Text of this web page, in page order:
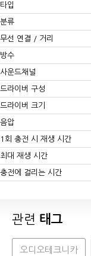
타입
분류
무선 연결 / 거리
방수
사운드채널
드라이버 구성
드라이버 크기
음압
1회 충전 시 재생 시간
최대 재생 시간
충전에 걸리는 시간
관련 태그
오디오테크니카